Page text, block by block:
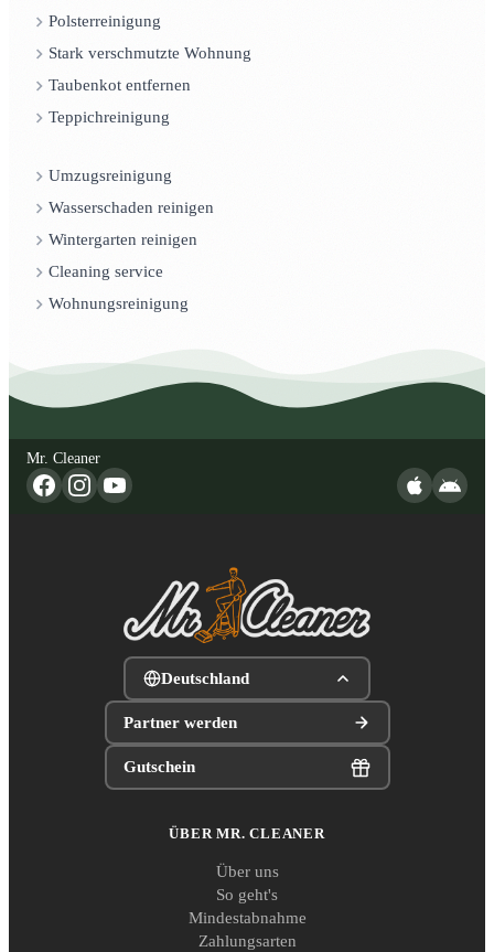
Polsterreinigung
Stark verschmutzte Wohnung
Taubenkot entfernen
Teppichreinigung
Umzugsreinigung
Wasserschaden reinigen
Wintergarten reinigen
Cleaning service
Wohnungsreinigung
Mr. Cleaner
Deutschland
Partner werden
Gutschein
ÜBER MR. CLEANER
Über uns
So geht's
Mindestabnahme
Zahlungsarten